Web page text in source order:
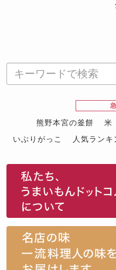
熊野本宮の釜餅 米
いぶりがっこ
人気ランキ